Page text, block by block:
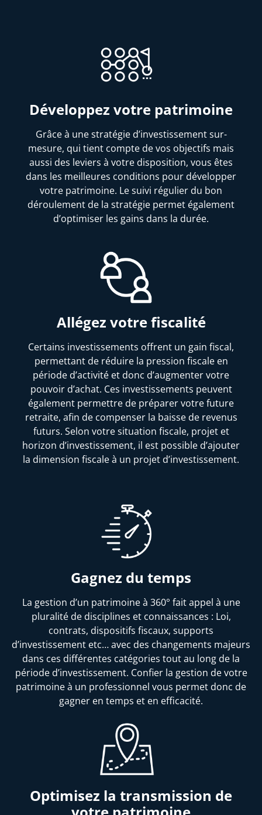
Développez votre patrimoine
Grâce à une stratégie d’investissement sur-
mesure, qui tient compte de vos objectifs mais
aussi des leviers à votre disposition, vous êtes
dans les meilleures conditions pour développer
votre patrimoine. Le suivi régulier du bon
déroulement de la stratégie permet également
d’optimiser les gains dans la durée.
Allégez votre fiscalité
Certains investissements offrent un gain fiscal,
permettant de réduire la pression fiscale en
période d’activité et donc d’augmenter votre
pouvoir d’achat. Ces investissements peuvent
également permettre de préparer votre future
retraite, afin de compenser la baisse de revenus
futurs. Selon votre situation fiscale, projet et
horizon d’investissement, il est possible d’ajouter
la dimension fiscale à un projet d’investissement.
Gagnez du temps
La gestion d’un patrimoine à 360° fait appel à une
pluralité de disciplines et connaissances : Loi,
contrats, dispositifs fiscaux, supports
d’investissement etc… avec des changements majeurs
dans ces différentes catégories tout au long de la
période d’investissement. Confier la gestion de votre
patrimoine à un professionnel vous permet donc de
gagner en temps et en efficacité.
Optimisez la transmission de